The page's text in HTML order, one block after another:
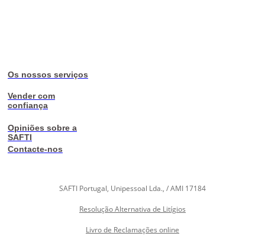
Os nossos serviços
Vender com
confiança
Opiniões sobre a
SAFTI
Contacte-nos
SAFTI Portugal, Unipessoal Lda., / AMI 17184
Resolução Alternativa de Litígios
Livro de Reclamações online